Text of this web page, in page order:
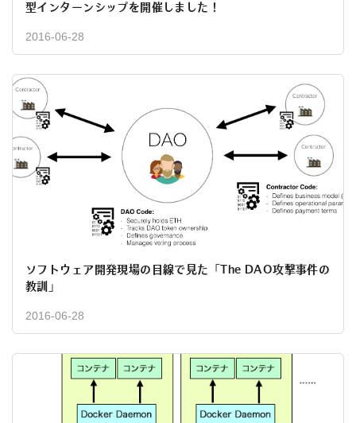
型インターンシップを開催しました！
2016-06-28
ソフトウェア開発現場の目線で見た「The DAO攻撃事件の
教訓」
2016-06-28